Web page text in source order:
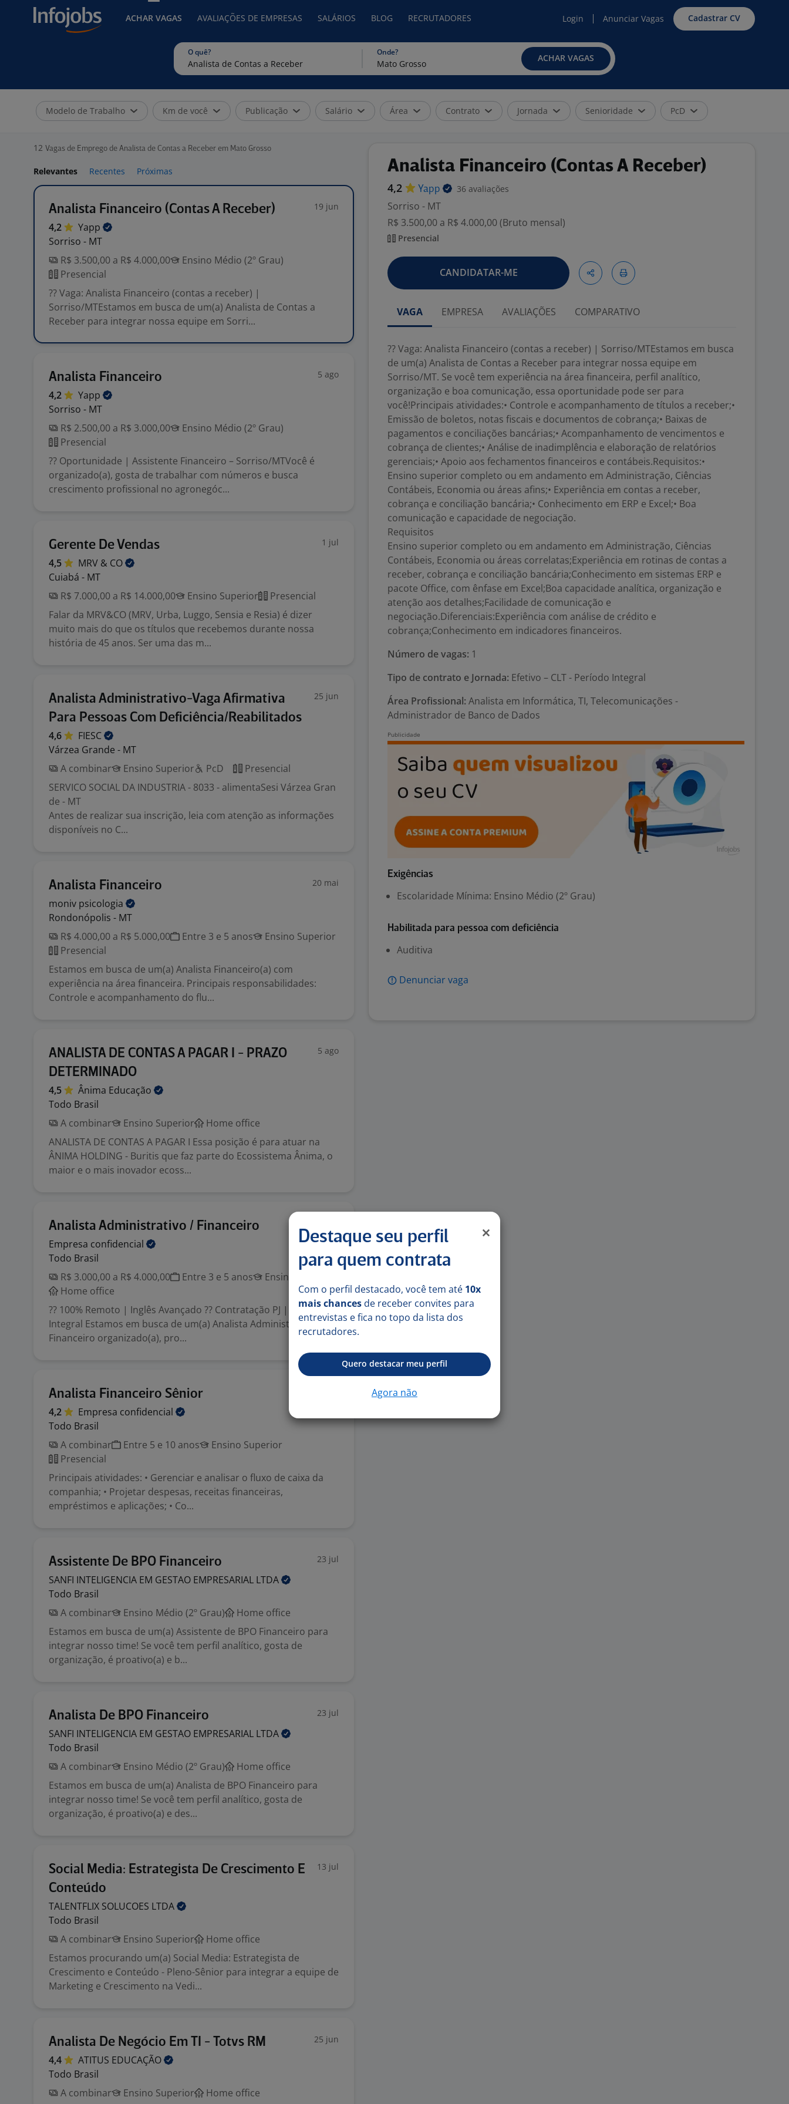
ACHAR VAGAS AVALIAÇÕES DE EMPRESAS SALÁRIOS BLOG RECRUTADORES Login Anunciar Vagas Cadastrar CV
O quê? Onde?
ACHAR VAGAS
Modelo de Trabalho Km de você Publicação Salário Área Contrato Jornada Senioridade PcD
12 Vagas de Emprego de Analista de Contas a Receber em Mato Grosso
Relevantes Recentes Próximas
Analista Financeiro (Contas A Receber) 19 jun
4,2
Yapp
Sorriso - MT
R$ 3.500,00 a R$ 4.000,00
Ensino Médio (2º Grau)
Presencial
?? Vaga: Analista Financeiro (contas a receber) |
Sorriso/MTEstamos em busca de um(a) Analista de Contas a
Receber para integrar nossa equipe em Sorri...
Analista Financeiro 5 ago
4,2
Yapp
Sorriso - MT
R$ 2.500,00 a R$ 3.000,00
Ensino Médio (2º Grau)
Presencial
?? Oportunidade | Assistente Financeiro – Sorriso/MTVocê é
organizado(a), gosta de trabalhar com números e busca
crescimento profissional no agronegóc...
Gerente De Vendas 1 jul
4,5 MRV & CO
Cuiabá - MT
R$ 7.000,00 a R$ 14.000,00
Ensino Superior
Presencial
Falar da MRV&CO (MRV, Urba, Luggo, Sensia e Resia) é dizer
muito mais do que os títulos que recebemos durante nossa
história de 45 anos. Ser uma das m...
Analista Administrativo-Vaga Afirmativa
Para Pessoas Com Deficiência/Reabilitados
25 jun
4,6
FIESC
Várzea Grande - MT
A combinar
Ensino Superior PcD
Presencial
SERVICO SOCIAL DA INDUSTRIA - 8033 - alimentaSesi Várzea Gran
de - MT
Antes de realizar sua inscrição, leia com atenção as informações
disponíveis no C...
Analista Financeiro 20 mai
moniv psicologia
Rondonópolis - MT
R$ 4.000,00 a R$ 5.000,00
Entre 3 e 5 anos
Ensino Superior
Presencial
Estamos em busca de um(a) Analista Financeiro(a) com
experiência na área financeira. Principais responsabilidades:
Controle e acompanhamento do flu...
ANALISTA DE CONTAS A PAGAR I - PRAZO
DETERMINADO
5 ago
4,5 Ânima Educação
Todo Brasil
A combinar
Ensino Superior
Home office
ANALISTA DE CONTAS A PAGAR I Essa posição é para atuar na
ÂNIMA HOLDING - Buritis que faz parte do Ecossistema Ânima, o
maior e o mais inovador ecoss...
Analista Administrativo / Financeiro
Empresa confidencial
Todo Brasil
R$ 3.000,00 a R$ 4.000,00
Entre 3 e 5 anos
Ensino Superior
Home office
?? 100% Remoto | Inglês Avançado ?? Contratação PJ | Período
Integral Estamos em busca de um(a) Analista Administrativo
Financeiro organizado(a), pro...
Analista Financeiro Sênior
4,2 Empresa confidencial
Todo Brasil
A combinar
Entre 5 e 10 anos
Ensino Superior
Presencial
Principais atividades: • Gerenciar e analisar o fluxo de caixa da
companhia; • Projetar despesas, receitas financeiras,
empréstimos e aplicações; • Co...
Assistente De BPO Financeiro 23 jul
SANFI INTELIGENCIA EM GESTAO EMPRESARIAL LTDA
Todo Brasil
A combinar
Ensino Médio (2º Grau)
Home office
Estamos em busca de um(a) Assistente de BPO Financeiro para
integrar nosso time! Se você tem perfil analítico, gosta de
organização, é proativo(a) e b...
Analista De BPO Financeiro 23 jul
SANFI INTELIGENCIA EM GESTAO EMPRESARIAL LTDA
Todo Brasil
A combinar
Ensino Médio (2º Grau)
Home office
Estamos em busca de um(a) Analista de BPO Financeiro para
integrar nosso time! Se você tem perfil analítico, gosta de
organização, é proativo(a) e des...
Social Media: Estrategista De Crescimento E
Conteúdo
13 jul
TALENTFLIX SOLUCOES LTDA
Todo Brasil
A combinar
Ensino Superior
Home office
Estamos procurando um(a) Social Media: Estrategista de
Crescimento e Conteúdo - Pleno-Sênior para integrar a equipe de
Marketing e Crescimento na Vedi...
Analista De Negócio Em TI - Totvs RM 25 jun
4,4 ATITUS EDUCAÇÃO
Todo Brasil
A combinar
Ensino Superior Home office
Analista Financeiro (Contas A Receber)
4,2 Yapp 36 avaliações
Sorriso - MT
R$ 3.500,00 a R$ 4.000,00 (Bruto mensal)
Presencial
CANDIDATAR-ME
VAGA EMPRESA AVALIAÇÕES COMPARATIVO
?? Vaga: Analista Financeiro (contas a receber) | Sorriso/MTEstamos em busca
de um(a) Analista de Contas a Receber para integrar nossa equipe em
Sorriso/MT. Se você tem experiência na área financeira, perfil analítico,
organização e boa comunicação, essa oportunidade pode ser para
você!Principais atividades:• Controle e acompanhamento de títulos a receber;•
Emissão de boletos, notas fiscais e documentos de cobrança;• Baixas de
pagamentos e conciliações bancárias;• Acompanhamento de vencimentos e
cobrança de clientes;• Análise de inadimplência e elaboração de relatórios
gerenciais;• Apoio aos fechamentos financeiros e contábeis.Requisitos:•
Ensino superior completo ou em andamento em Administração, Ciências
Contábeis, Economia ou áreas afins;• Experiência em contas a receber,
cobrança e conciliação bancária;• Conhecimento em ERP e Excel;• Boa
comunicação e capacidade de negociação.
Requisitos
Ensino superior completo ou em andamento em Administração, Ciências
Contábeis, Economia ou áreas correlatas;Experiência em rotinas de contas a
receber, cobrança e conciliação bancária;Conhecimento em sistemas ERP e
pacote Office, com ênfase em Excel;Boa capacidade analítica, organização e
atenção aos detalhes;Facilidade de comunicação e
negociação.Diferenciais:Experiência com análise de crédito e
cobrança;Conhecimento em indicadores financeiros.
Número de vagas: 1
Tipo de contrato e Jornada: Efetivo – CLT - Período Integral
Área Profissional: Analista em Informática, TI, Telecomunicações -
Administrador de Banco de Dados
Exigências
Escolaridade Mínima: Ensino Médio (2º Grau)
Habilitada para pessoa com deficiência
Auditiva
Denunciar vaga
Destaque seu perfil
para quem contrata
Com o perfil destacado, você tem até 10x
mais chances de receber convites para
entrevistas e fica no topo da lista dos
recrutadores.
Quero destacar meu perfil
Agora não